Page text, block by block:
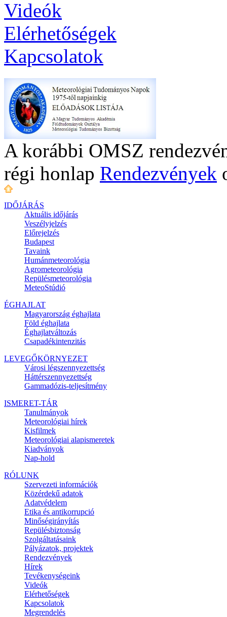
Videók
Elérhetőségek
Kapcsolatok
A korábbi OMSZ
régi honlap Rendezvények
IDŐJÁRÁS
Aktuális időjárás
Veszélyjelzés
Előrejelzés
Budapest
Tavaink
Humánmeteorológia
Agrometeorológia
Repülésmeteorológia
MeteoStúdió
ÉGHAJLAT
Magyarország éghajlata
Föld éghajlata
Éghajlatváltozás
Csapadékintenzitás
LEVEGŐKÖRNYEZET
Városi légszennyezettség
Háttérszennyezettség
Gammadózis-teljesítmény
ISMERET-TÁR
Tanulmányok
Meteorológiai hírek
Kisfilmek
Meteorológiai alapismeretek
Kiadványok
Nap-hold
RÓLUNK
Szervezeti információk
Közérdekű adatok
Adatvédelem
Etika és antikorrupció
Minőségirányítás
Repülésbiztonság
Szolgáltatásaink
Pályázatok, projektek
Rendezvények
Hírek
Tevékenységeink
Videók
Elérhetőségek
Kapcsolatok
Megrendelés